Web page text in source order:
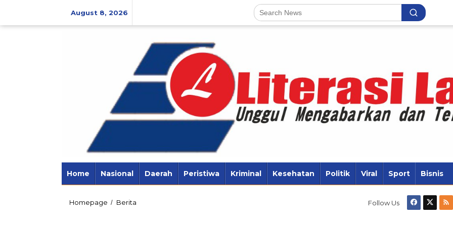
August 8, 2026
Home Nasional Daerah Peristiwa Kriminal Kesehatan Politik Viral Sport Bisnis
Homepage / Berita Follow Us